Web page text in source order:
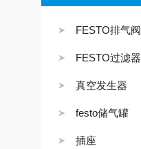
FESTO排气阀
FESTO过滤器
真空发生器
festo储气罐
插座